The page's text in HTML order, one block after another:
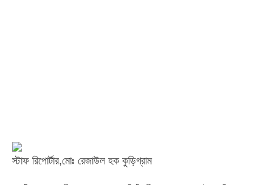
স্টাফ রিপোর্টার,মোঃ রেজাউল হক কুড়িগ্রাম